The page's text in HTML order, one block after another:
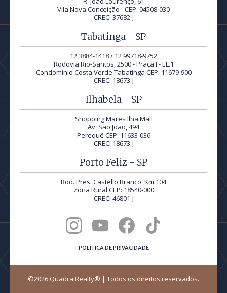
Vila Nova Conceição - CEP: 04508-030
CRECI 37682-J
Tabatinga - SP
12 3884-1418 / 12 99718-9752
Rodovia Rio-Santos, 2500 - Praça I - EL.1
Condomínio Costa Verde Tabatinga CEP: 11679-900
CRECI 18673-J
Ilhabela - SP
Shopping Mares Ilha Mall
Av. São João, 494
Perequê CEP: 11633-036
CRECI 18673-J
Porto Feliz - SP
Rod. Pres. Castello Branco, Km 104
Zona Rural CEP: 18540-000
CRECI 46801-J
POLÍTICA DE PRIVACIDADE
©2026 Quadra Realty® | Todos os direitos reservados.